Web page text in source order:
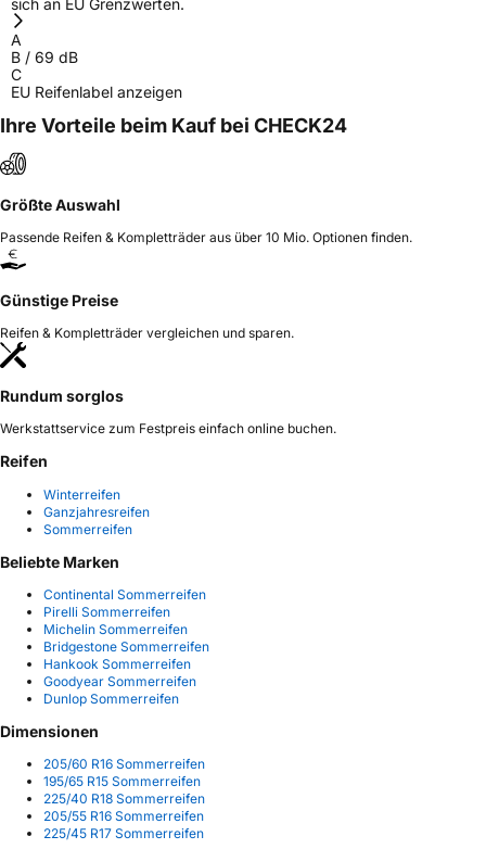
sich an EU Grenzwerten.
A
B / 69 dB
C
EU Reifenlabel anzeigen
Ihre Vorteile beim Kauf bei CHECK24
Größte Auswahl
Passende Reifen & Kompletträder aus über 10 Mio. Optionen finden.
Günstige Preise
Reifen & Kompletträder vergleichen und sparen.
Rundum sorglos
Werkstattservice zum Festpreis einfach online buchen.
Reifen
Winterreifen
Ganzjahresreifen
Sommerreifen
Beliebte Marken
Continental Sommerreifen
Pirelli Sommerreifen
Michelin Sommerreifen
Bridgestone Sommerreifen
Hankook Sommerreifen
Goodyear Sommerreifen
Dunlop Sommerreifen
Dimensionen
205/60 R16 Sommerreifen
195/65 R15 Sommerreifen
225/40 R18 Sommerreifen
205/55 R16 Sommerreifen
225/45 R17 Sommerreifen